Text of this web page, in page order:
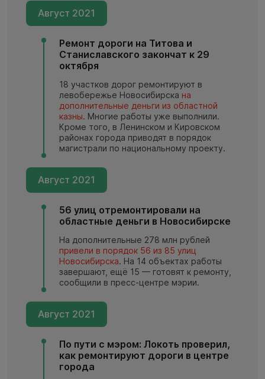
Август 2021
Ремонт дороги на Титова и
Станиславского закончат к 29
октября
18 участков дорог ремонтируют в
левобережье Новосибирска на
дополнительные деньги из областной
казны. Многие работы уже выполнили.
Кроме того, в Ленинском и Кировском
районах города приводят в порядок
магистрали по национальному проекту.
Август 2021
56 улиц отремонтировали на
областные деньги в Новосибирске
На дополнительные 278 млн рублей
привели в порядок 56 из 85 улиц
Новосибирска. На 14 объектах работы
завершают, ещё 15 — готовят к ремонту,
сообщили в пресс-центре мэрии.
Август 2021
По пути с мэром: Локоть проверил,
как ремонтируют дороги в центре
города